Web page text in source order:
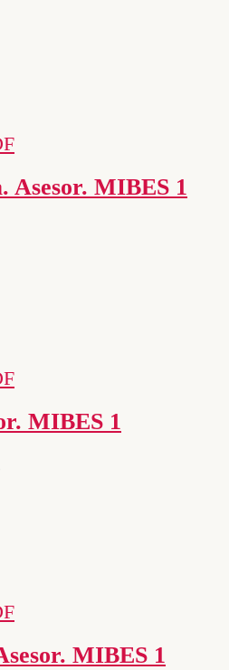
Asesor. MIBES 1
MIBES 1
MIBES 1